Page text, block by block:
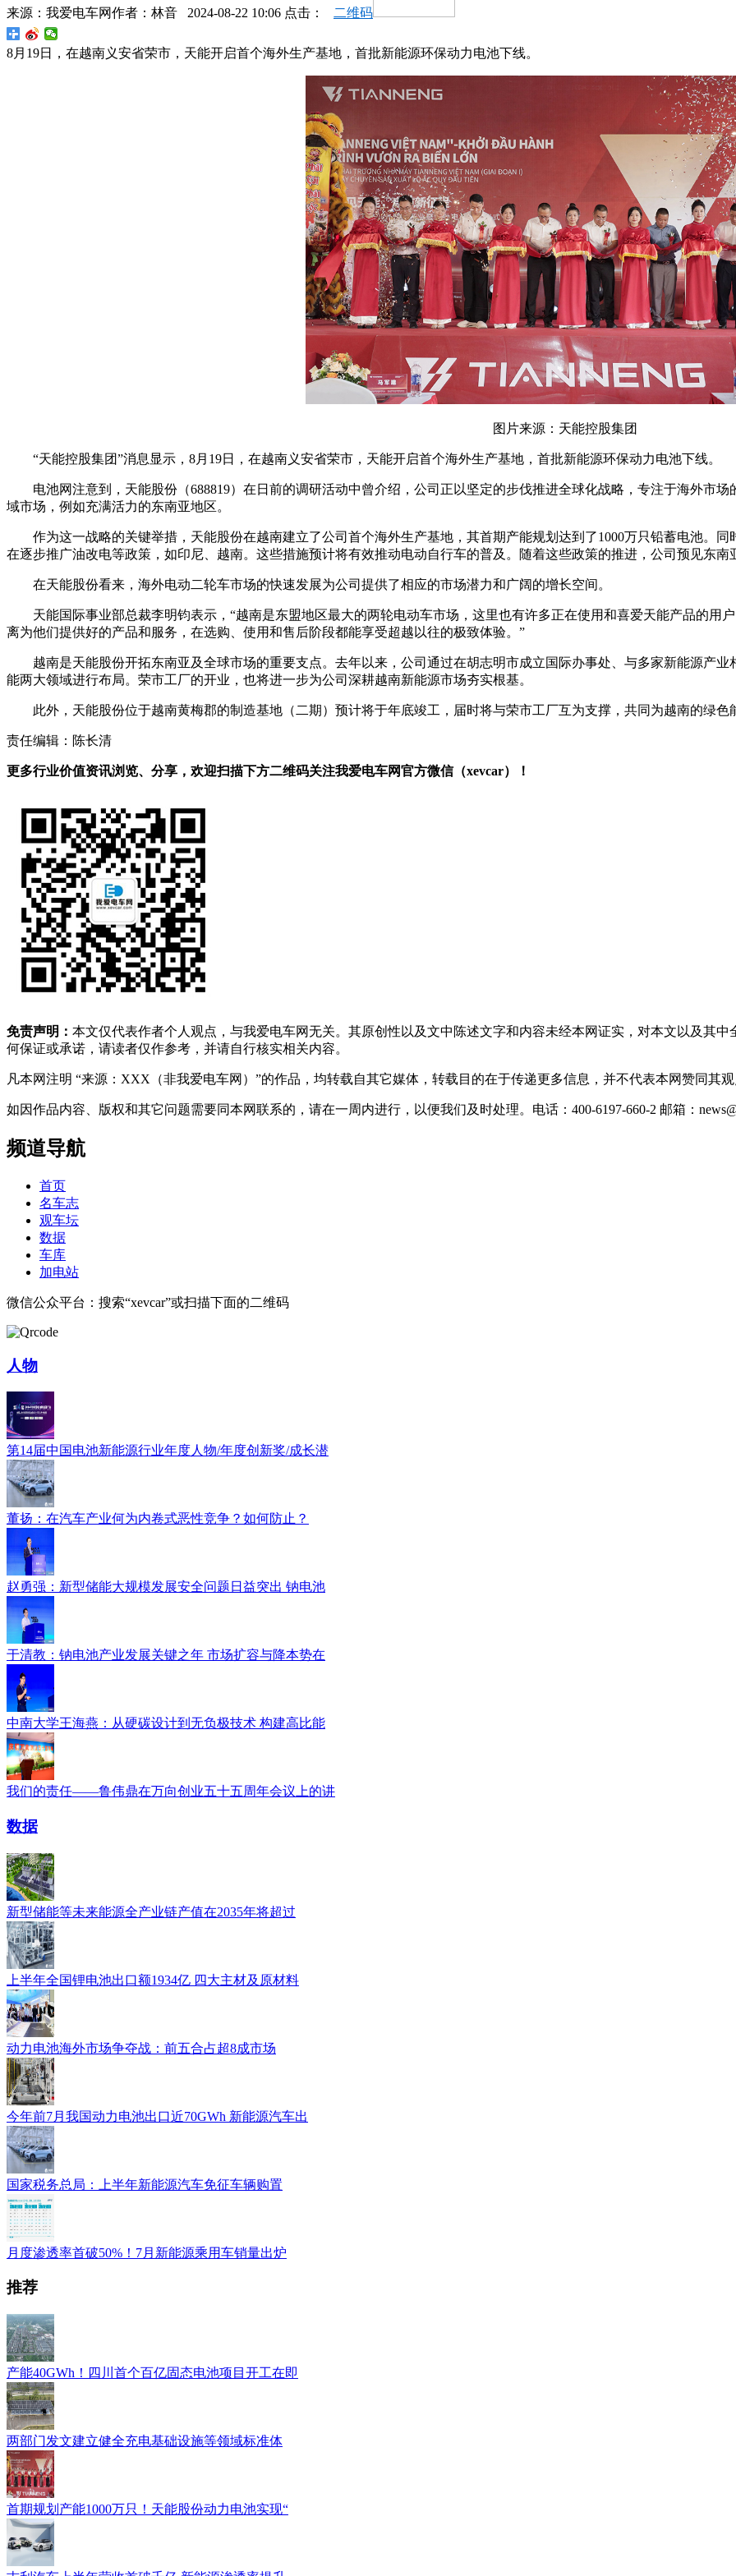
来源： 我爱电车网作者： 林音 2024-08-22 10:06 点击： 二维码
8月19日，在越南义安省荣市，天能开启首个海外生产基地，首批新能源环保动力电池下线。
图片来源：天能控股集团
“天能控股集团”消息显示，8月19日，在越南义安省荣市，天能开启首个海外生产基地，首批新能源环保动力电池下线。
电池网注意到，天能股份（688819）在日前的调研活动中曾介绍，公司正以坚定的步伐推进全球化战略，专注于海外市
域市场，例如充满活力的东南亚地区。
作为这一战略的关键举措，天能股份在越南建立了公司首个海外生产基地，其首期产能规划达到了1000万只铅蓄电池。
在逐步推广油改电等政策，如印尼、越南。这些措施预计将有效推动电动自行车的普及。随着这些政策的推进，公司预见东南
在天能股份看来，海外电动二轮车市场的快速发展为公司提供了相应的市场潜力和广阔的增长空间。
天能国际事业部总裁李明钧表示，“越南是东盟地区最大的两轮电动车市场，这里也有许多正在使用和喜爱天能产品的用
离为他们提供好的产品和服务，在选购、使用和售后阶段都能享受超越以往的极致体验。”
越南是天能股份开拓东南亚及全球市场的重要支点。去年以来，公司通过在胡志明市成立国际办事处、与多家新能源产
能两大领域进行布局。荣市工厂的开业，也将进一步为公司深耕越南新能源市场夯实根基。
此外，天能股份位于越南黄梅郡的制造基地（二期）预计将于年底竣工，届时将与荣市工厂互为支撑，共同为越南的绿色
责任编辑：陈长清
更多行业价值资讯浏览、分享，欢迎扫描下方二维码关注我爱电车网官方微信（xevcar）！
免责声明： 本文仅代表作者个人观点，与我爱电车网无关。其原创性以及文中陈述文字和内容未经本网证实，对本文以及其
何保证或承诺，请读者仅作参考，并请自行核实相关内容。
凡本网注明 “来源：XXX（非我爱电车网）”的作品，均转载自其它媒体，转载目的在于传递更多信息，并不代表本网赞同其观
如因作品内容、版权和其它问题需要同本网联系的，请在一周内进行，以便我们及时处理。电话：400-6197-660-2 邮箱：
频道导航
首页
名车志
观车坛
数据
车库
加电站
微信公众平台：搜索“xevcar”或扫描下面的二维码
人物
第14届中国电池新能源行业年度人物/年度创新奖/成长潜
董扬：在汽车产业何为内卷式恶性竞争？如何防止？
赵勇强：新型储能大规模发展安全问题日益突出 钠电池
于清教：钠电池产业发展关键之年 市场扩容与降本势在
中南大学王海燕：从硬碳设计到无负极技术 构建高比能
我们的责任——鲁伟鼎在万向创业五十五周年会议上的讲
数据
新型储能等未来能源全产业链产值在2035年将超过
上半年全国锂电池出口额1934亿 四大主材及原材料
动力电池海外市场争夺战：前五合占超8成市场
今年前7月我国动力电池出口近70GWh 新能源汽车出
国家税务总局：上半年新能源汽车免征车辆购置
月度渗透率首破50%！7月新能源乘用车销量出炉
推荐
产能40GWh！四川首个百亿固态电池项目开工在即
两部门发文建立健全充电基础设施等领域标准体
首期规划产能1000万只！天能股份动力电池实现“